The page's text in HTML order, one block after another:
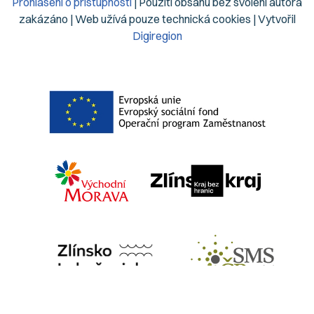
zakázáno | Web užívá pouze technická cookies | Vytvořil
Digiregion